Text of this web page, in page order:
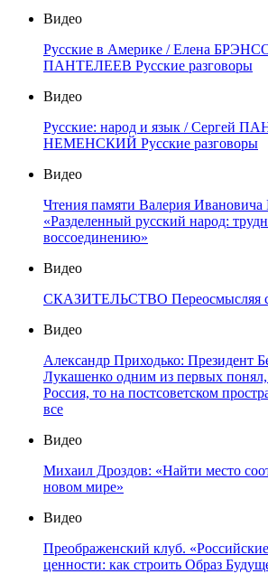
Видео
Русские в Америке / Елена
ПАНТЕЛЕЕВ Русские разговоры
Видео
Русские: народ и язык / Сергей
НЕМЕНСКИЙ Русские разговоры
Видео
Чтения памяти Валерия
«Разделенный русский народ:
воссоединению»
Видео
СКАЗИТЕЛЬСТВО Переосмысляя
Видео
Александр Приходько: Президент
Лукашенко одним из первых понял,
Россия, то на постсоветском
все
Видео
Михаил Дроздов: «Найти место
новом мире»
Видео
Преображенский клуб.
ценности: как строить Образ